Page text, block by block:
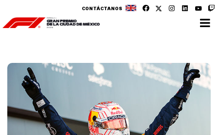
CONTÁCTANOS